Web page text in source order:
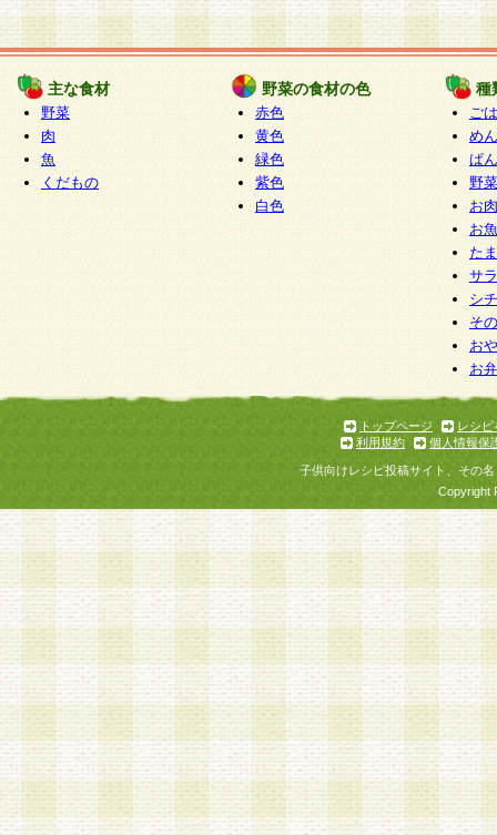
個人情報の取り扱いを外部に委託する場合は、
情報管理基準を満たす企業を選定して委託を行
が行われるよう監督します。
○開示対象個人情報の開示等および問い合わせ窓口
本人からの求めにより、当社が本件により取得
報の利用目的の通知・開示・内容の訂正・追加
停止・消去及び第三者への提供の禁止（以下、
といいます。）に応じます。
開示等に応じる窓口は以下になります。
ぱくすく食堂個人情報お客様相談窓口 paku-
m
個人情報を与えることは任意ですが、個人情報
意をいただけない場合には、当社のサービスの
お問い合わせ・ご相談への対応ができない場合
主な食材
野菜
肉
魚
くだもの
野菜の食材の色
赤色
黄色
緑色
紫色
白色
種
ご
めん
ぱん
野
お
お
た
サ
シ
そ
お
お
トップページ
レシピ
利用規約
個人情報保
子供向けレシピ投稿サイト、その
Copyright